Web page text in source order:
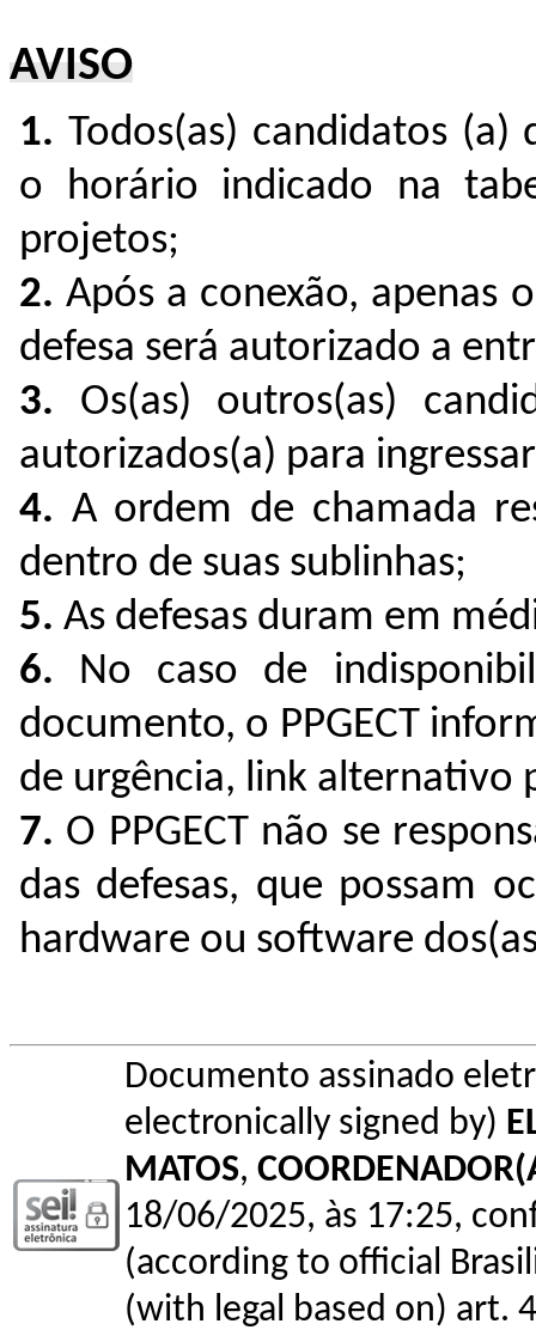
AVISO
1. Todos(as) candidatos (a)
o horário indicado na
projetos;
2. Após a conexão, apenas
defesa será autorizado a
3. Os(as) outros(as)
autorizados(a) para
4. A ordem de chamada
dentro de suas sublinhas;
5. As defesas duram em
6. No caso de
documento, o PPGECT
de urgência, link alternativo
7. O PPGECT não se
das defesas, que possam
hardware ou software
Documento assinado
electronically signed by)
MATOS,
18/06/2025, às 17:25,
(according to official
(with legal based on) art.